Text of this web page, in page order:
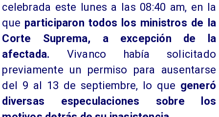
celebrada este lunes a las 08:40 am, en la
que participaron todos los ministros de la
Corte Suprema, a excepción de la
afectada. Vivanco había solicitado
previamente un permiso para ausentarse
del 9 al 13 de septiembre, lo que generó
diversas especulaciones sobre los